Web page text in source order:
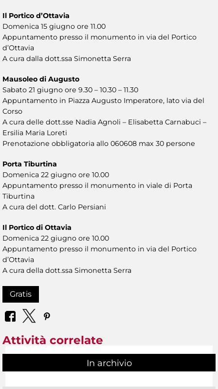
Il Portico d’Ottavia
Domenica 15 giugno ore 11.00
Appuntamento presso il monumento in via del Portico
d’Ottavia
A cura dalla dott.ssa Simonetta Serra
Mausoleo di Augusto
Sabato 21 giugno ore 9.30 – 10.30 – 11.30
Appuntamento in Piazza Augusto Imperatore, lato via del
Corso
A cura delle dott.sse Nadia Agnoli – Elisabetta Carnabuci –
Ersilia Maria Loreti
Prenotazione obbligatoria allo 060608 max 30 persone
Porta Tiburtina
Domenica 22 giugno ore 10.00
Appuntamento presso il monumento in viale di Porta
Tiburtina
A cura del dott. Carlo Persiani
Il Portico di Ottavia
Domenica 22 giugno ore 10.00
Appuntamento presso il monumento in via del Portico
d’Ottavia
A cura della dott.ssa Simonetta Serra
Gratis
Attività correlate
In archivio